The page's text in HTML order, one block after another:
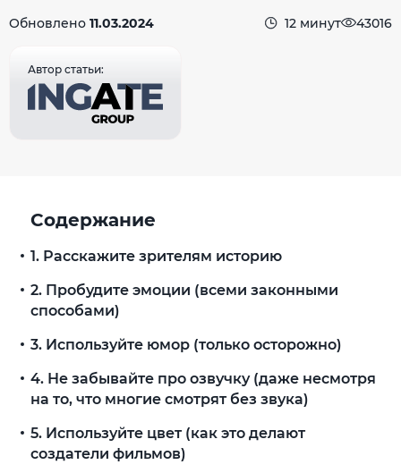
Обновлено 11.03.2024 12 минут 43016
Автор статьи:
Содержание
1. Расскажите зрителям историю
2. Пробудите эмоции (всеми законными
способами)
3. Используйте юмор (только осторожно)
4. Не забывайте про озвучку (даже несмотря
на то, что многие смотрят без звука)
5. Используйте цвет (как это делают
создатели фильмов)